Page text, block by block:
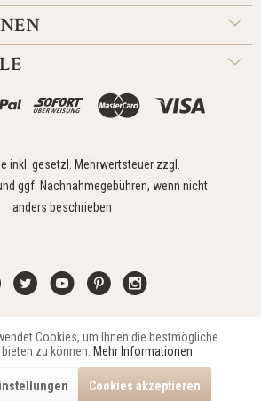
inkl. gesetzl. Mehrwertsteuer zzgl.
ggf. Nachnahmegebühren, wenn nicht
anders beschrieben
Impressum Versand Datenschutz
Edona Design GmbH // DesignDupp GmbH
Aktiv
Aktiv
Cookies, um Ihnen die bestmögliche
zu können. Mehr Informationen
Cookies akzeptieren